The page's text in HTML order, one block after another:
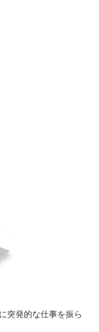
突発的な仕事を振ら